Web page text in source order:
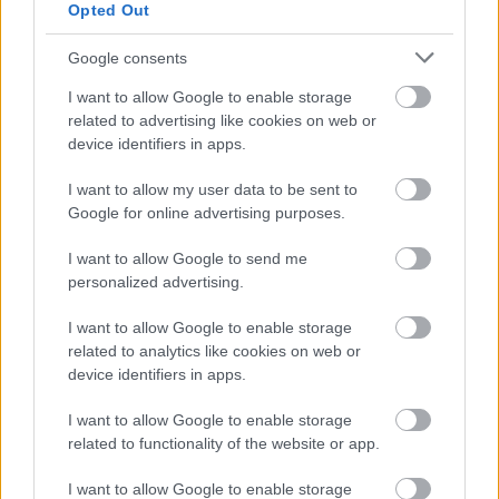
Opted Out
Google consents
I want to allow Google to enable storage
related to advertising like cookies on web or
device identifiers in apps.
I want to allow my user data to be sent to
Google for online advertising purposes.
I want to allow Google to send me
personalized advertising.
I want to allow Google to enable storage
related to analytics like cookies on web or
device identifiers in apps.
I want to allow Google to enable storage
related to functionality of the website or app.
I want to allow Google to enable storage
Hozzászólások
Nincs még vége Elon Musk
ámokfutásának
Zöldpálya.hu| 2024 május 3. 15:45
A techguru a Superchargernél folytatja a
Teslánál elkezdett leépítéseket.